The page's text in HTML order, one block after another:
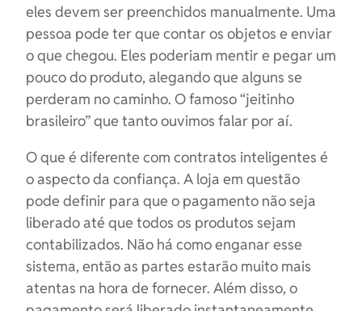
eles devem ser preenchidos manualmente. Uma
pessoa pode ter que contar os objetos e enviar
o que chegou. Eles poderiam mentir e pegar um
pouco do produto, alegando que alguns se
perderam no caminho. O famoso “jeitinho
brasileiro” que tanto ouvimos falar por aí.
O que é diferente com contratos inteligentes é
o aspecto da confiança. A loja em questão
pode definir para que o pagamento não seja
liberado até que todos os produtos sejam
contabilizados. Não há como enganar esse
sistema, então as partes estarão muito mais
atentas na hora de fornecer. Além disso, o